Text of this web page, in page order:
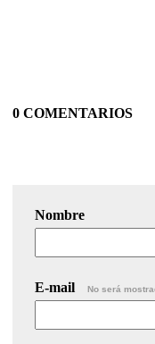
0 COMENTARIOS
Nombre
E-mail No será